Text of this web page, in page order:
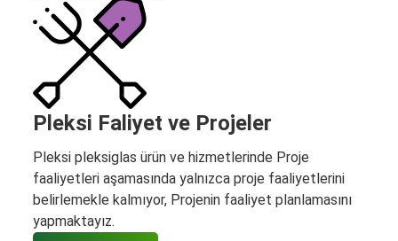
Pleksi Faliyet ve Projeler
Pleksi pleksiglas ürün ve hizmetlerinde Proje
faaliyetleri aşamasında yalnızca proje faaliyetlerini
belirlemekle kalmıyor, Projenin faaliyet planlamasını
yapmaktayız.